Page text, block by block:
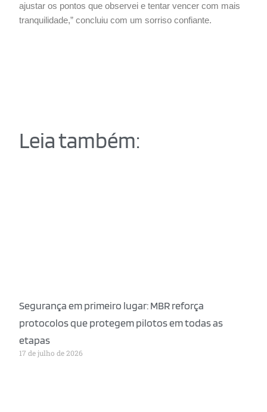
ajustar os pontos que observei e tentar vencer com mais
tranquilidade,” concluiu com um sorriso confiante.
Leia também:
Segurança em primeiro lugar: MBR reforça
protocolos que protegem pilotos em todas as
etapas
17 de julho de 2026